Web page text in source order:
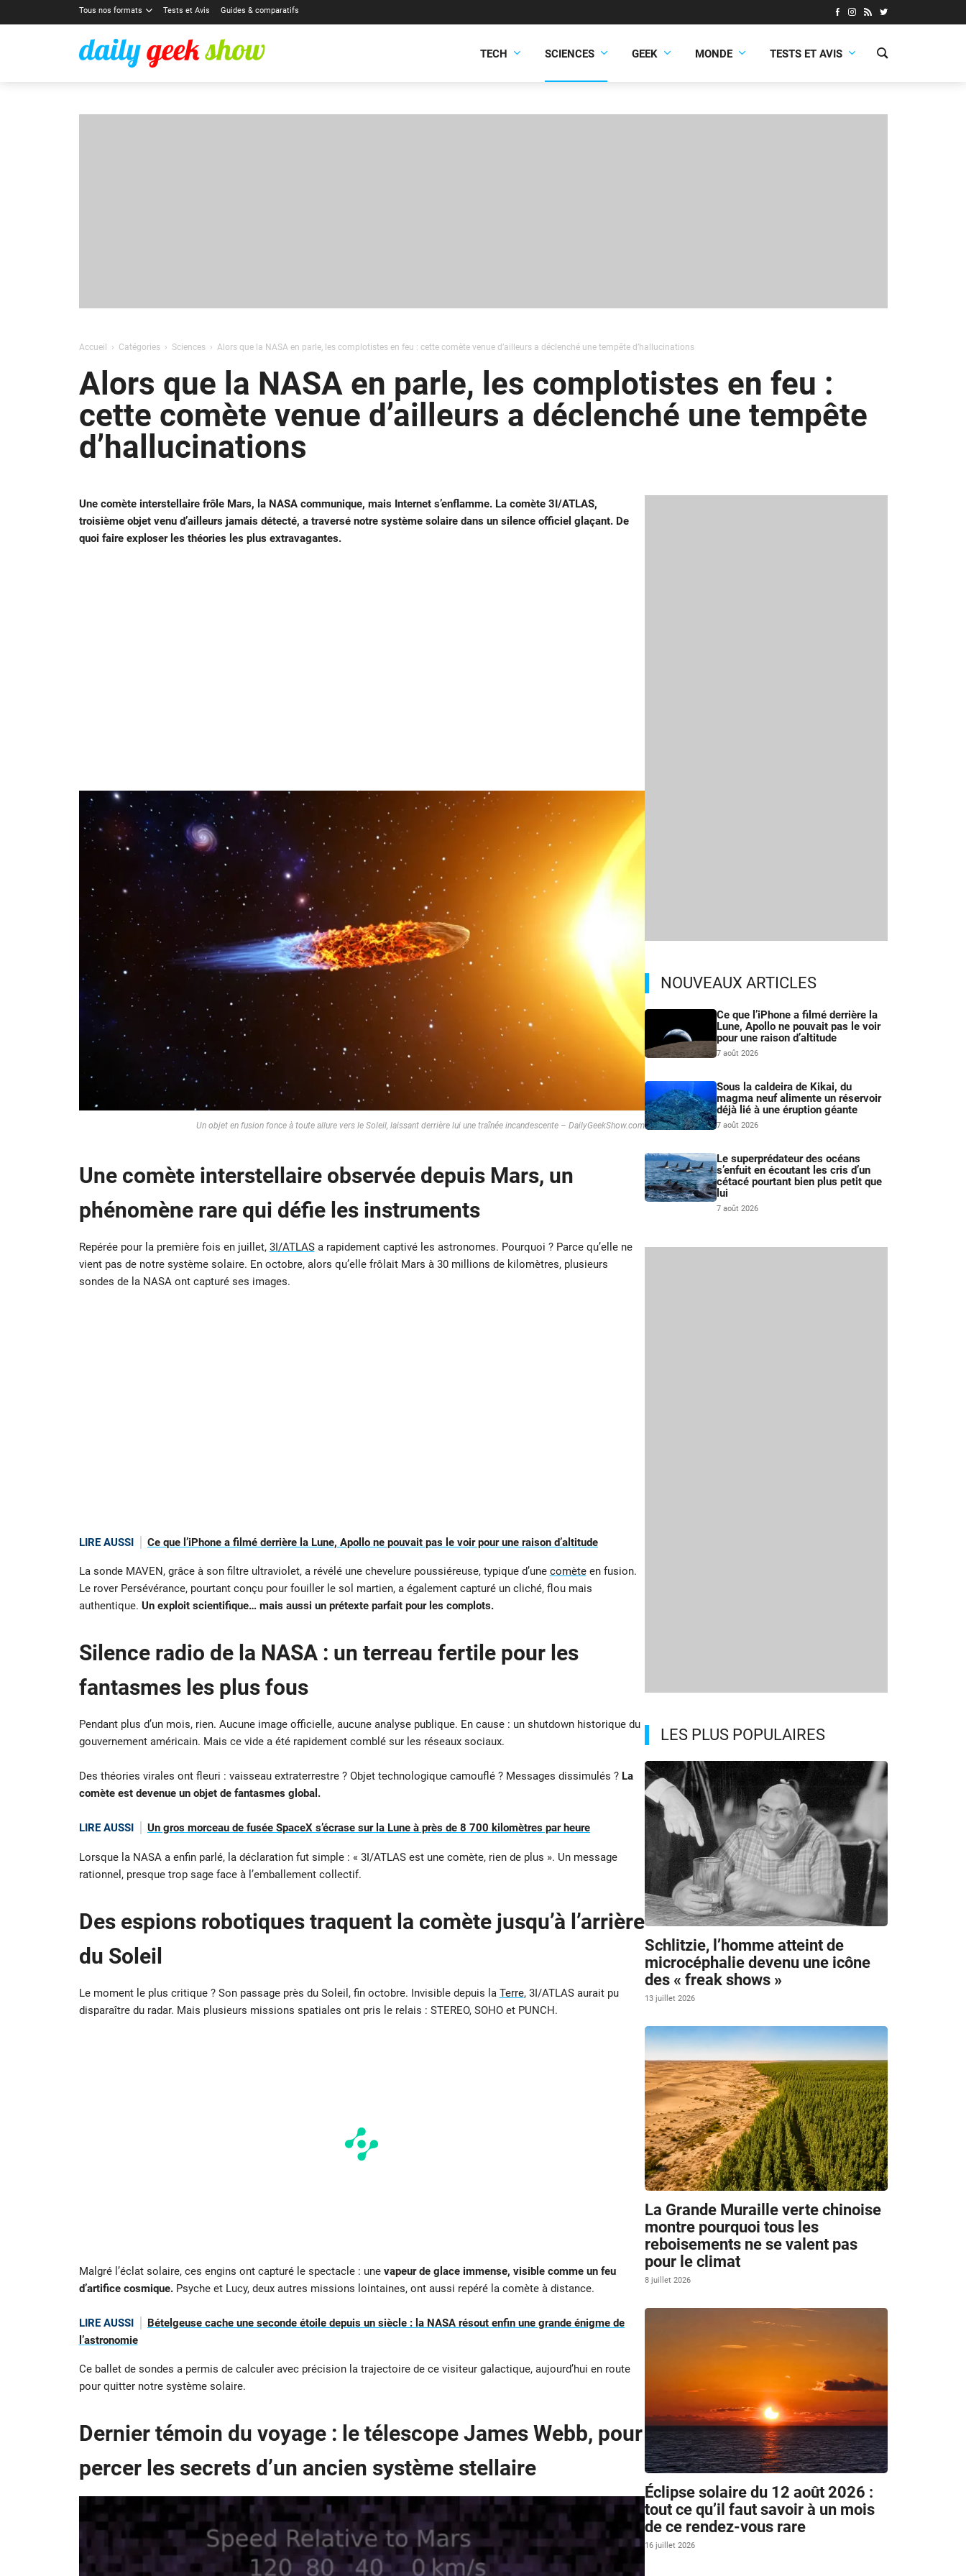
Tous nos formats Tests et Avis Guides & comparatifs
TECH SCIENCES GEEK MONDE TESTS ET AVIS
Accueil Catégories Sciences Alors que la NASA en parle, les complotistes en feu : cette comète venue d’ailleurs a déclenché une tempête d’hallucinations
Alors que la NASA en parle, les complotistes en feu :
cette comète venue d’ailleurs a déclenché une tempête
d’hallucinations
Une comète interstellaire frôle Mars, la NASA communique, mais Internet s’enflamme. La comète 3I/ATLAS,
troisième objet venu d’ailleurs jamais détecté, a traversé notre système solaire dans un silence officiel glaçant. De
quoi faire exploser les théories les plus extravagantes.
Un objet en fusion fonce à toute allure vers le Soleil, laissant derrière lui une traînée incandescente – DailyGeekShow.com
Une comète interstellaire observée depuis Mars, un
phénomène rare qui défie les instruments
Repérée pour la première fois en juillet, 3I/ATLASa rapidement captivé les astronomes. Pourquoi ? Parce qu’elle ne
vient pas de notre système solaire. En octobre, alors qu’elle frôlait Mars à 30 millions de kilomètres, plusieurs
sondes de la NASA ont capturé ses images.
LIRE AUSSI Ce que l’iPhone a filmé derrière la Lune, Apollo ne pouvait pas le voir pour une raison d’altitude
La sonde MAVEN, grâce à son filtre ultraviolet, a révélé une chevelure poussiéreuse, typique d’une comèteen fusion.
Le rover Persévérance, pourtant conçu pour fouiller le sol martien, a également capturé un cliché, flou mais
authentique. Un exploit scientifique… mais aussi un prétexte parfait pour les complots.
Silence radio de la NASA : un terreau fertile pour les
fantasmes les plus fous
Pendant plus d’un mois, rien. Aucune image officielle, aucune analyse publique. En cause : un shutdown historique du
gouvernement américain. Mais ce vide a été rapidement comblé sur les réseaux sociaux.
Des théories virales ont fleuri : vaisseau extraterrestre ? Objet technologique camouflé ? Messages dissimulés ? La
comète est devenue un objet de fantasmes global.
LIRE AUSSI Un gros morceau de fusée SpaceX s’écrase sur la Lune à près de 8 700 kilomètres par heure
Lorsque la NASA a enfin parlé, la déclaration fut simple : « 3I/ATLAS est une comète, rien de plus ». Un message
rationnel, presque trop sage face à l’emballement collectif.
Des espions robotiques traquent la comète jusqu’à l’arrière
du Soleil
Le moment le plus critique ? Son passage près du Soleil, fin octobre. Invisible depuis la Terre, 3I/ATLAS aurait pu
disparaître du radar. Mais plusieurs missions spatiales ont pris le relais : STEREO, SOHO et PUNCH.
Malgré l’éclat solaire, ces engins ont capturé le spectacle : une vapeur de glace immense, visible comme un feu
d’artifice cosmique.Psyche et Lucy, deux autres missions lointaines, ont aussi repéré la comète à distance.
LIRE AUSSI
Bételgeuse cache une seconde étoile depuis un siècle : la NASA résout enfin une grande énigme de
l’astronomie
Ce ballet de sondes a permis de calculer avec précision la trajectoire de ce visiteur galactique, aujourd’hui en route
pour quitter notre système solaire.
Dernier témoin du voyage : le télescope James Webb, pour
percer les secrets d’un ancien système stellaire
NOUVEAUX ARTICLES
Ce que l’iPhone a filmé derrière la
Lune, Apollo ne pouvait pas le voir
pour une raison d’altitude
7 août 2026
Sous la caldeira de Kikai, du
magma neuf alimente un réservoir
déjà lié à une éruption géante
7 août 2026
Le superprédateur des océans
s’enfuit en écoutant les cris d’un
cétacé pourtant bien plus petit que
lui
7 août 2026
LES PLUS POPULAIRES
Schlitzie, l’homme atteint de
microcéphalie devenu une icône
des « freak shows »
13 juillet 2026
La Grande Muraille verte chinoise
montre pourquoi tous les
reboisements ne se valent pas
pour le climat
8 juillet 2026
Éclipse solaire du 12 août 2026 :
tout ce qu’il faut savoir à un mois
de ce rendez-vous rare
16 juillet 2026